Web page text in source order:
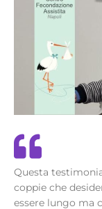
Questa
coppie che
essere lungo ma